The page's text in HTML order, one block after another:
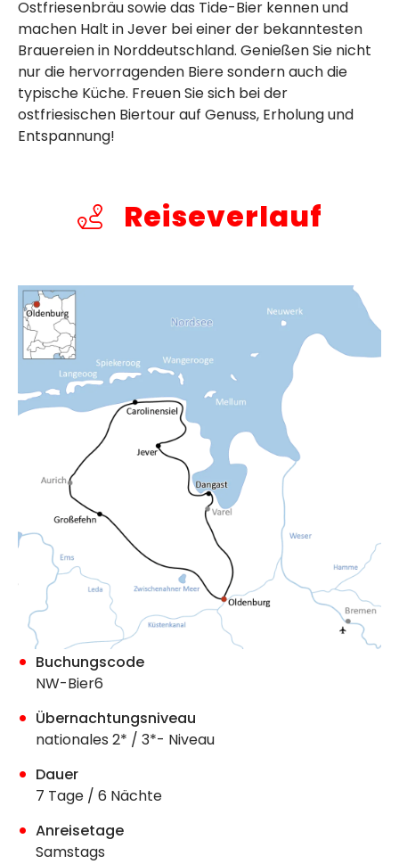
Ostfriesenbräu sowie das Tide-Bier kennen und
machen Halt in Jever bei einer der bekanntesten
Brauereien in Norddeutschland. Genießen Sie nicht
nur die hervorragenden Biere sondern auch die
typische Küche. Freuen Sie sich bei der
ostfriesischen Biertour auf Genuss, Erholung und
Entspannung!
Reiseverlauf
Buchungscode
NW-Bier6
Übernachtungsniveau
nationales 2* / 3*- Niveau
Dauer
7 Tage / 6 Nächte
Anreisetage
Samstags